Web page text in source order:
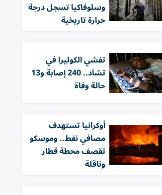
وسلوفاكيا تسجل درجة
حرارة تاريخية
تفشي الكوليرا في
تشاد.. 240 إصابة و13
حالة وفاة
أوكرانيا تستهدف
مصافي نفط.. وموسكو
تقصف محطة قطار
وناقلة